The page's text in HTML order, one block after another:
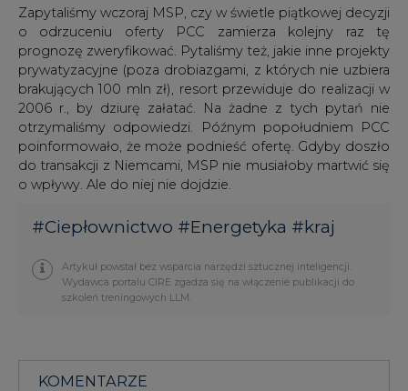
Zapytaliśmy wczoraj MSP, czy w świetle piątkowej decyzji
o odrzuceniu oferty PCC zamierza kolejny raz tę
prognozę zweryfikować. Pytaliśmy też, jakie inne projekty
prywatyzacyjne (poza drobiazgami, z których nie uzbiera
brakujących 100 mln zł), resort przewiduje do realizacji w
2006 r., by dziurę załatać. Na żadne z tych pytań nie
otrzymaliśmy odpowiedzi. Późnym popołudniem PCC
poinformowało, że może podnieść ofertę. Gdyby doszło
do transakcji z Niemcami, MSP nie musiałoby martwić się
o wpływy. Ale do niej nie dojdzie.
#Ciepłownictwo #Energetyka #kraj
Artykuł powstał bez wsparcia narzędzi sztucznej inteligencji.
Wydawca portalu CIRE zgadza się na włączenie publikacji do
szkoleń treningowych LLM.
KOMENTARZE